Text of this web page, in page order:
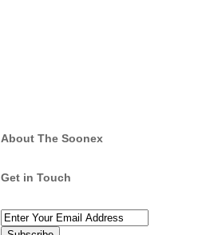
About The Soonex
Get in Touch